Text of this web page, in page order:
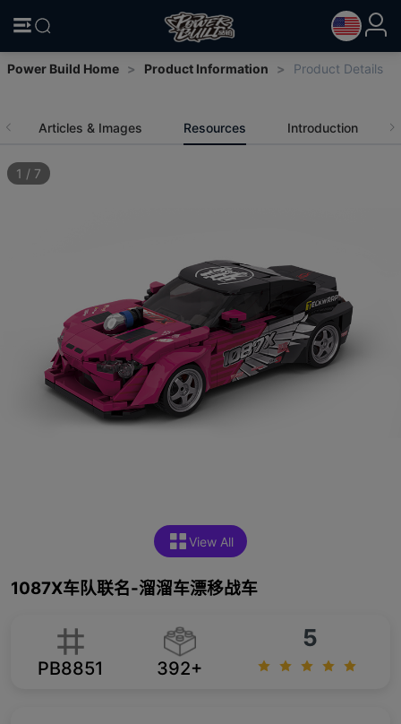
Power Build Home > Product Information > Product Details
Articles & Images Resources Introduction
1 / 7
View All
1087X车队联名-溜溜车漂移战车
PB8851 392+
5